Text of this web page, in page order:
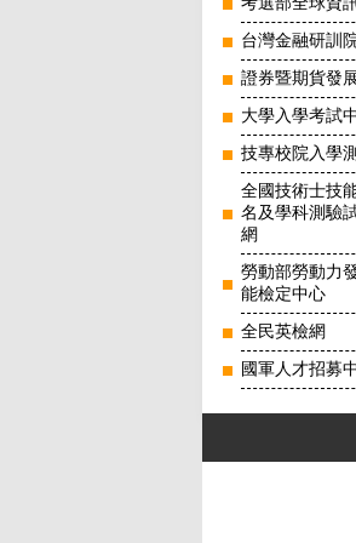
台灣金融研訓
證券暨期貨發
大學入學考試
技專校院入學
全國技術士技
名及學科測驗
網
勞動部勞動力
能檢定中心
全民英檢網
國軍人才招募